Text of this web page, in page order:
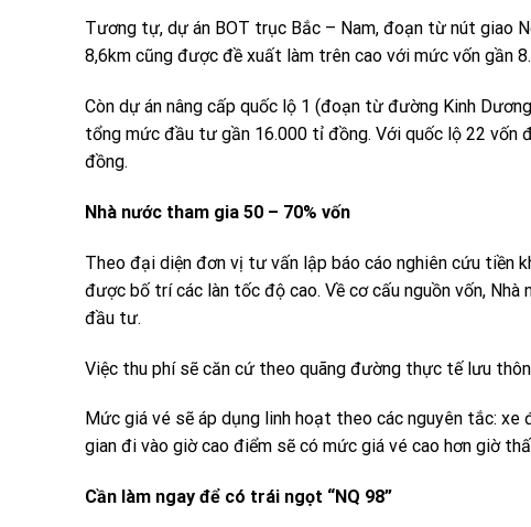
Tương tự, dự án BOT trục Bắc – Nam, đoạn từ nút giao
8,6km cũng được đề xuất làm trên cao với mức vốn gần
Còn dự án nâng cấp quốc lộ 1 (đoạn từ đường Kinh
tổng mức đầu tư gần 16.000 tỉ đồng. Với quốc lộ 22 vốn
đồng.
Nhà nước tham gia 50 – 70% vốn
Theo đại diện đơn vị tư vấn lập báo cáo nghiên cứu tiền
được bố trí các làn tốc độ cao. Về cơ cấu nguồn vốn,
đầu tư.
Việc thu phí sẽ căn cứ theo quãng đường thực tế lưu
Mức giá vé sẽ áp dụng linh hoạt theo các nguyên tắc:
gian đi vào giờ cao điểm sẽ có mức giá vé cao hơn giờ
Cần làm ngay để có trái ngọt “NQ 98”